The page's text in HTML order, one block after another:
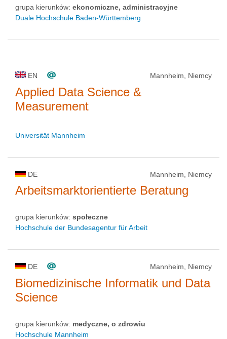
grupa kierunków: ekonomiczne, administracyjne
Duale Hochschule Baden-Württemberg
EN Mannheim, Niemcy
Applied Data Science &
Measurement
Universität Mannheim
DE Mannheim, Niemcy
Arbeitsmarktorientierte Beratung
grupa kierunków: społeczne
Hochschule der Bundesagentur für Arbeit
DE Mannheim, Niemcy
Biomedizinische Informatik und Data
Science
grupa kierunków: medyczne, o zdrowiu
Hochschule Mannheim